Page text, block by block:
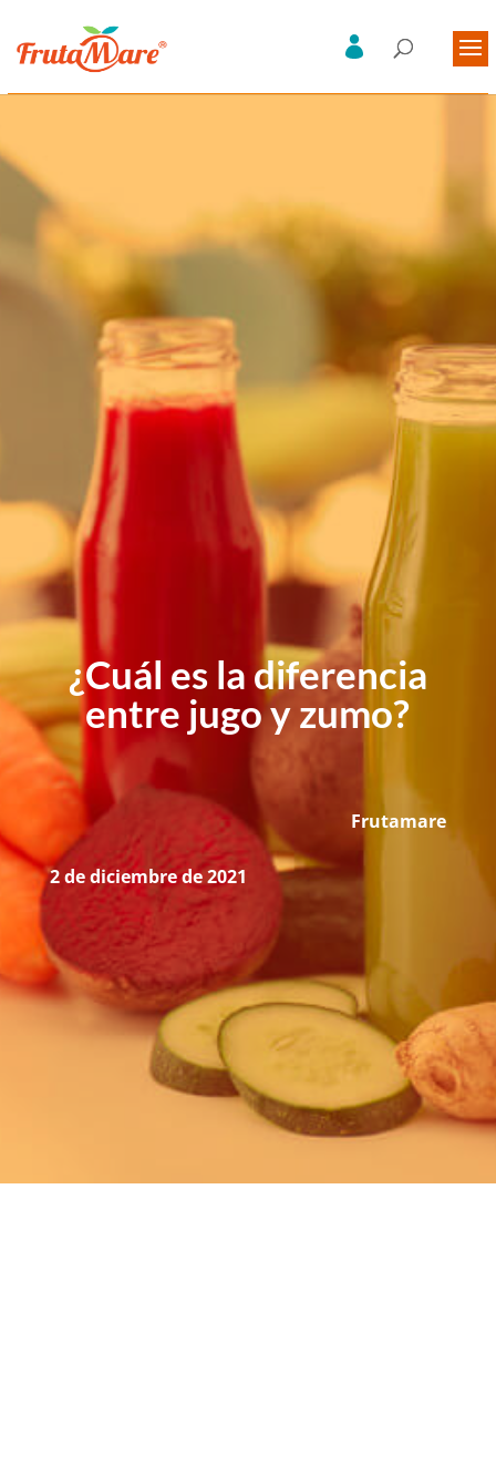
¿Cuál es la diferencia
entre jugo y zumo?
Frutamare
2 de diciembre de 2021